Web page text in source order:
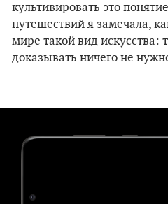
культивировать это
путешествий я замечала,
мире такой вид искусства:
доказывать ничего не